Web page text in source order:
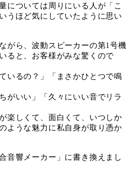
については周りにいる人が「こ
うほど気にしていたように思い
がら、波動スピーカーの第1号機
ると、お客様がみな驚くので
いるの？」「まさかひとつで鳴
がいい」「久々にいい音でリラ
楽しくて、面白くて、いつしか
ような魅力に私自身が取り憑か
音響メーカー」に書き換えまし